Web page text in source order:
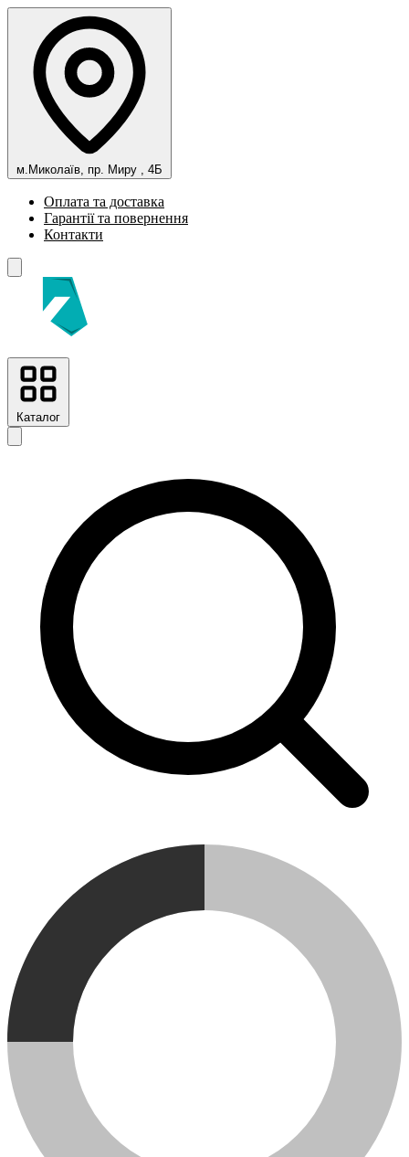
м.Миколаїв, пр. Миру , 4Б
Оплата та доставка
Гарантії та повернення
Контакти
Каталог